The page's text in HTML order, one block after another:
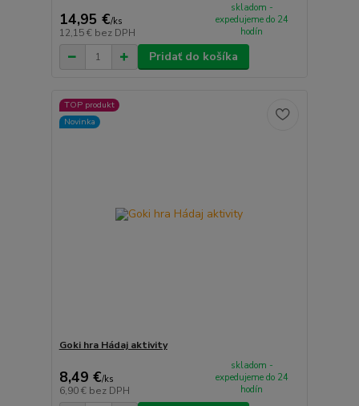
14,95 €/ks
12,15 € bez DPH
skladom -
expedujeme do 24
hodín
Pridať do košíka
TOP produkt
Novinka
Goki hra Hádaj aktivity
8,49 €/ks
6,90 € bez DPH
skladom -
expedujeme do 24
hodín